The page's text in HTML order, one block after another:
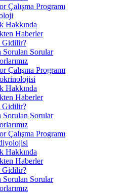
Çalışma Programı
Hakkında
Haberler
Gidilir?
Sorulan Sorular
Çalışma Programı
Hakkında
Haberler
Gidilir?
Sorulan Sorular
Çalışma Programı
Hakkında
Haberler
Gidilir?
Sorulan Sorular